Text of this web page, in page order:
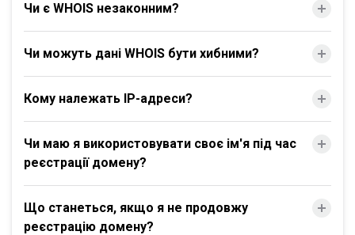
Чи є WHOIS незаконним?
Чи можуть дані WHOIS бути хибними?
Кому належать IP-адреси?
Чи маю я використовувати своє ім'я під час
реєстрації домену?
Що станеться, якщо я не продовжу
реєстрацію домену?